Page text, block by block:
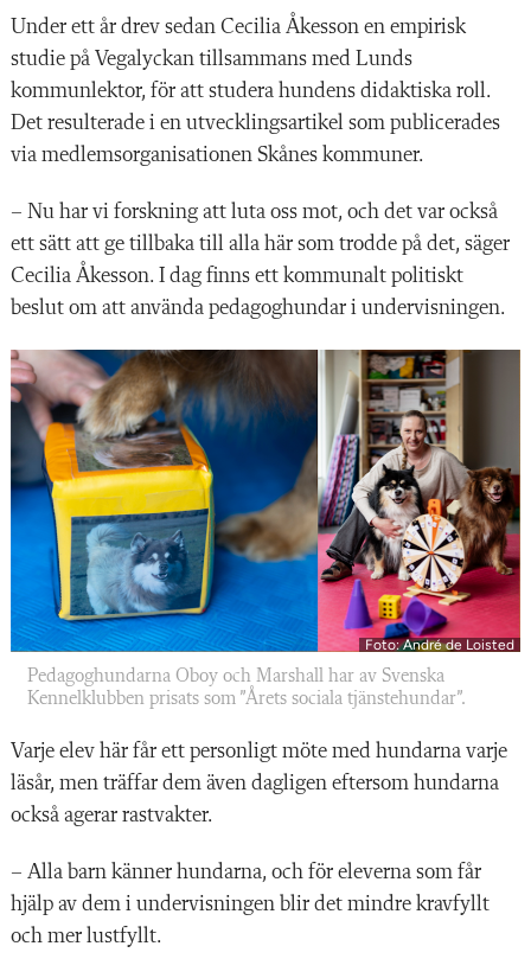
Under ett år drev sedan Cecilia Åkesson en empirisk
studie på Vegalyckan tillsammans med Lunds
kommunlektor, för att studera hundens didaktiska roll.
Det resulterade i en utvecklingsartikel som publicerades
via medlemsorganisationen Skånes kommuner.
– Nu har vi forskning att luta oss mot, och det var också
ett sätt att ge tillbaka till alla här som trodde på det, säger
Cecilia Åkesson. I dag finns ett kommunalt politiskt
beslut om att använda pedagoghundar i undervisningen.
Foto: André de Loisted
Pedagoghundarna Oboy och Marshall har av Svenska
Kennelklubben prisats som ”Årets sociala tjänstehundar”.
Varje elev här får ett personligt möte med hundarna varje
läsår, men träffar dem även dagligen eftersom hundarna
också agerar rastvakter.
– Alla barn känner hundarna, och för eleverna som får
hjälp av dem i undervisningen blir det mindre kravfyllt
och mer lustfyllt.